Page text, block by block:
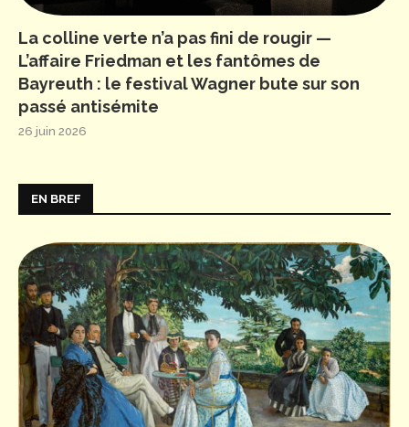
La colline verte n’a pas fini de rougir —
L’affaire Friedman et les fantômes de
Bayreuth : le festival Wagner bute sur son
passé antisémite
26 juin 2026
EN BREF